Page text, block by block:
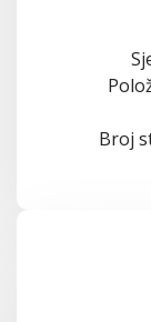
Broj